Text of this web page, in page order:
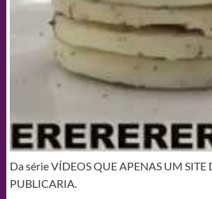
Da série VÍDEOS QUE APENAS UM SITE
PUBLICARIA.